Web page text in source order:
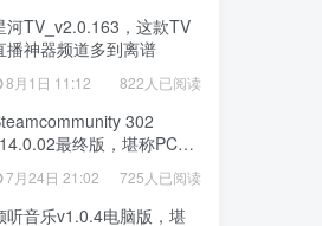
河TV_v2.0.163，这款TV
播神器频道多到离谱
8月1日 11:12 822人已阅读
302
最终版，堪称PC玩
必备的网络工具箱
7月24日 21:02 725人已阅读
听音乐v1.0.4电脑版，堪